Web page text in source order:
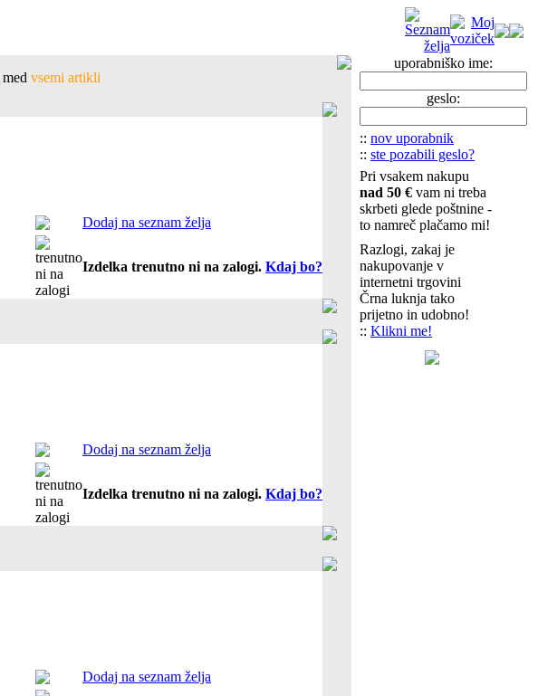
med vsemi artikli
Dodaj na seznam želja
Izdelka trenutno ni na zalogi. Kdaj bo?
Dodaj na seznam želja
Izdelka trenutno ni na zalogi. Kdaj bo?
Dodaj na seznam želja
uporabniško ime:
geslo:
:: nov uporabnik
:: ste pozabili geslo?
Pri vsakem nakupu
nad 50 € vam ni treba
skrbeti glede poštnine -
to namreč plačamo mi!
Razlogi, zakaj je
nakupovanje v
internetni trgovini
Črna luknja tako
prijetno in udobno!
:: Klikni me!